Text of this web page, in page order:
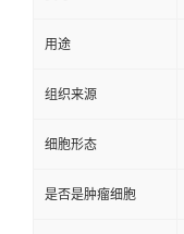
用途
组织来源
细胞形态
是否是肿瘤细胞